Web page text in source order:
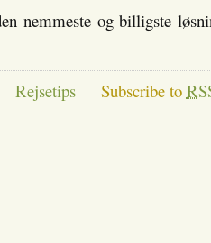
nemmeste og billigste
Rejsetips Subscribe to